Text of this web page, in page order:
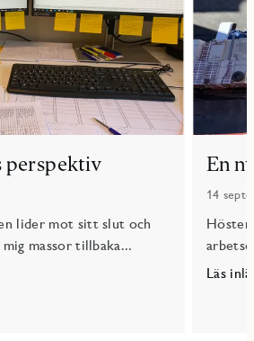
perspektiv
lider mot sitt slut och
mig massor tillbaka...
En
14
Hösten
Läs